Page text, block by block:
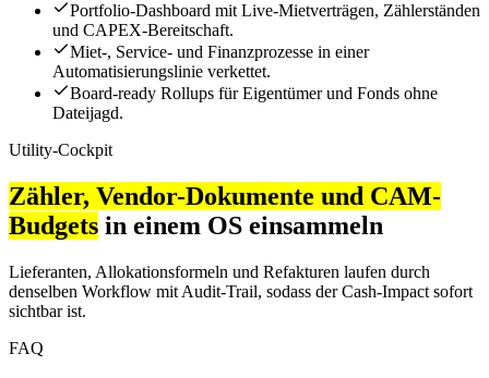
Portfolio-Dashboard mit Live-Mietverträgen, Zählerständen
und CAPEX-Bereitschaft.
Miet-, Service- und Finanzprozesse in einer
Automatisierungslinie verkettet.
Board-ready Rollups für Eigentümer und Fonds ohne
Dateijagd.
Utility-Cockpit
Zähler, Vendor-Dokumente und CAM-
Budgets in einem OS einsammeln
Lieferanten, Allokationsformeln und Refakturen laufen durch
denselben Workflow mit Audit-Trail, sodass der Cash-Impact sofort
sichtbar ist.
FAQ